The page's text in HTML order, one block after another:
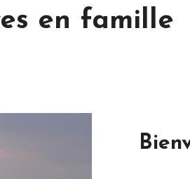
en famille